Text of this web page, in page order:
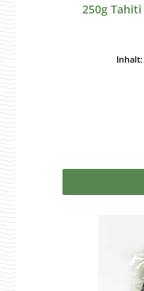
250g
Inhalt: